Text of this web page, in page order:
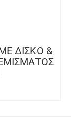
ΔΙΣΚΟ &